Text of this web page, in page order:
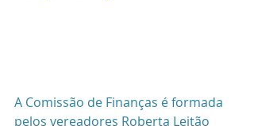
A Comissão de Finanças é formada
pelos vereadores Roberta Leitão